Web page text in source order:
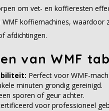
om vet- en koffieresten
koffiemachines,
afdichtingen.
van WMF
Perfect voor WMF-
minuten grondig gereinigd.
sporen of geur achter.
voor professioneel